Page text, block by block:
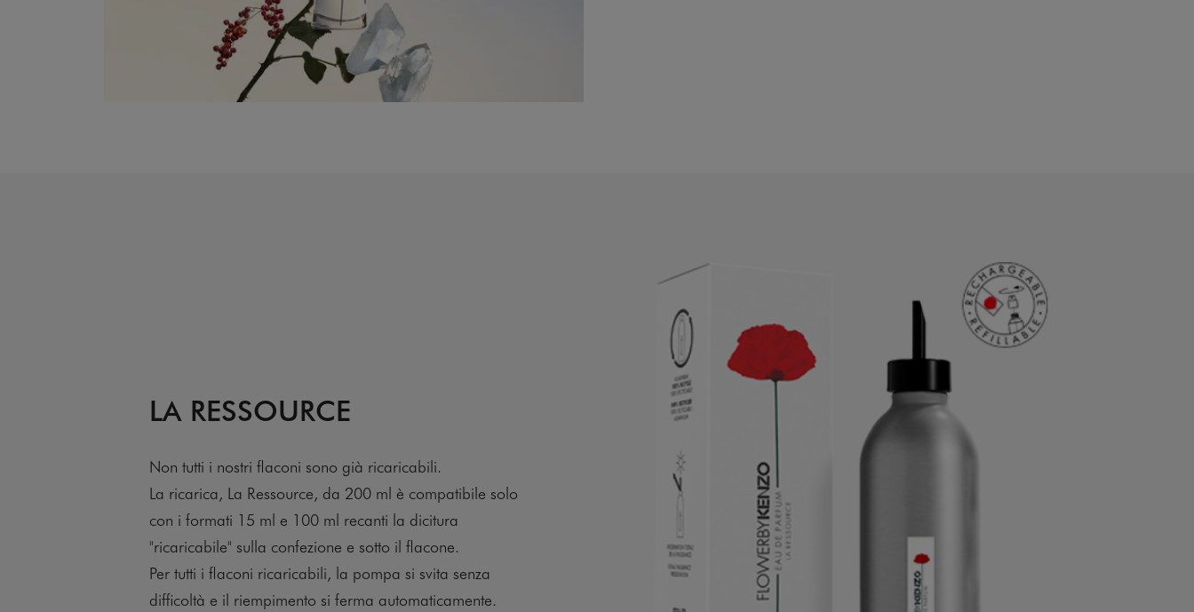
LA RESSOURCE
Non tutti i nostri flaconi sono già ricaricabili.
La ricarica, La Ressource, da 200 ml è compatibile solo
con i formati 15 ml e 100 ml recanti la dicitura
"ricaricabile" sulla confezione e sotto il flacone.
Per tutti i flaconi ricaricabili, la pompa si svita senza
difficoltà e il riempimento si ferma automaticamente.